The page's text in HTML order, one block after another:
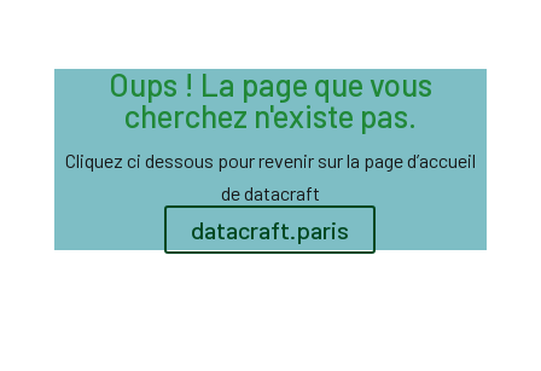
Oups ! La page que vous
cherchez n'existe pas.
Cliquez ci dessous pour revenir sur la page d’accueil
de datacraft
datacraft.paris